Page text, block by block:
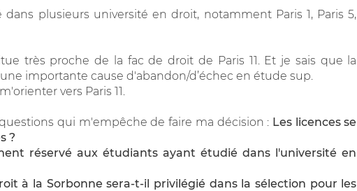
plusieurs université en droit, notamment Paris 1, Paris 5,
très proche de la fac de droit de Paris 11. Et je sais que la
importante cause d'abandon/d’échec en étude sup.
vers Paris 11.
qui m'empêche de faire ma décision : Les licences se
?
réservé aux étudiants ayant étudié dans l'université en
à la Sorbonne sera-t-il privilégié dans la sélection pour les